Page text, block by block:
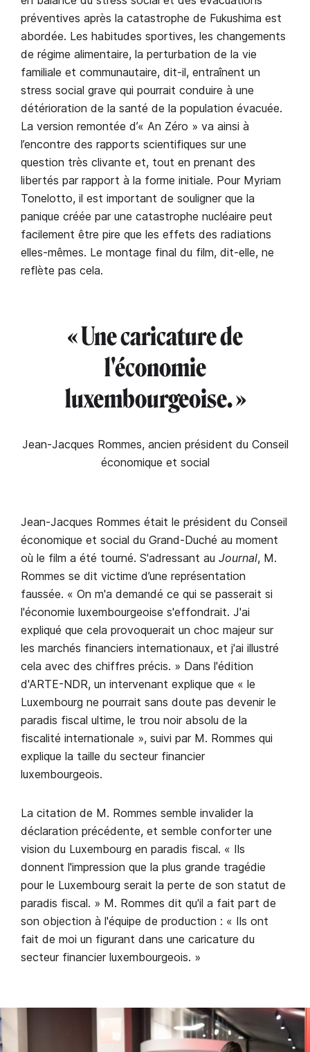
préventives après la catastrophe de Fukushima est
abordée. Les habitudes sportives, les changements
de régime alimentaire, la perturbation de la vie
familiale et communautaire, dit-il, entraînent un
stress social grave qui pourrait conduire à une
détérioration de la santé de la population évacuée.
La version remontée d’« An Zéro » va ainsi à
l’encontre des rapports scientifiques sur une
question très clivante et, tout en prenant des
libertés par rapport à la forme initiale. Pour Myriam
Tonelotto, il est important de souligner que la
panique créée par une catastrophe nucléaire peut
facilement être pire que les effets des radiations
elles-mêmes. Le montage final du film, dit-elle, ne
reflète pas cela.
« Une caricature de
l'économie
luxembourgeoise. »
Jean-Jacques Rommes, ancien président du Conseil
économique et social
Jean-Jacques Rommes était le président du Conseil
économique et social du Grand-Duché au moment
où le film a été tourné. S'adressant au Journal, M.
Rommes se dit victime d’une représentation
faussée. « On m'a demandé ce qui se passerait si
l'économie luxembourgeoise s'effondrait. J'ai
expliqué que cela provoquerait un choc majeur sur
les marchés financiers internationaux, et j'ai illustré
cela avec des chiffres précis. » Dans l'édition
d'ARTE-NDR, un intervenant explique que « le
Luxembourg ne pourrait sans doute pas devenir le
paradis fiscal ultime, le trou noir absolu de la
fiscalité internationale », suivi par M. Rommes qui
explique la taille du secteur financier
luxembourgeois.
La citation de M. Rommes semble invalider la
déclaration précédente, et semble conforter une
vision du Luxembourg en paradis fiscal. « Ils
donnent l'impression que la plus grande tragédie
pour le Luxembourg serait la perte de son statut de
paradis fiscal. » M. Rommes dit qu'il a fait part de
son objection à l'équipe de production : « Ils ont
fait de moi un figurant dans une caricature du
secteur financier luxembourgeois. »